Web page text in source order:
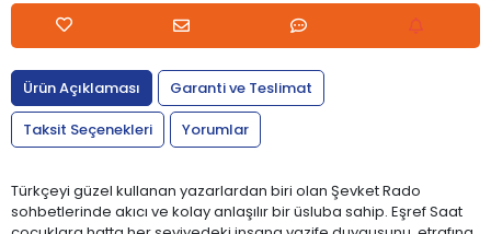
Ürün Açıklaması
Garanti ve Teslimat
Taksit Seçenekleri
Yorumlar
Türkçeyi güzel kullanan yazarlardan biri olan Şevket Rado
sohbetlerinde akıcı ve kolay anlaşılır bir üsluba sahip. Eşref Saat